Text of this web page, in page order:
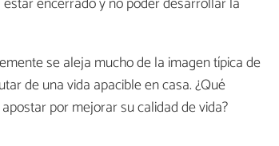
se aleja mucho de la imagen típica de
de una vida apacible en casa. ¿Qué
por mejorar su calidad de vida?